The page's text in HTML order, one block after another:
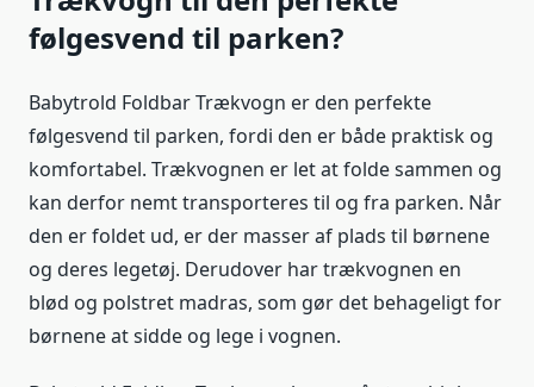
følgesvend til parken?
Babytrold Foldbar Trækvogn er den perfekte
følgesvend til parken, fordi den er både praktisk og
komfortabel. Trækvognen er let at folde sammen og
kan derfor nemt transporteres til og fra parken. Når
den er foldet ud, er der masser af plads til børnene
og deres legetøj. Derudover har trækvognen en
blød og polstret madras, som gør det behageligt for
børnene at sidde og lege i vognen.